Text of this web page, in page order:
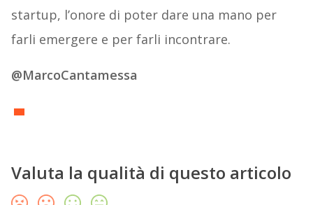
startup, l’onore di poter dare una mano per
farli emergere e per farli incontrare.
@MarcoCantamessa
Valuta la qualità di questo articolo